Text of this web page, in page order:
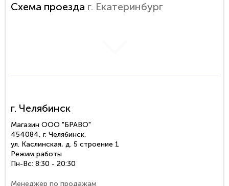
Схема проезда г. Екатеринбург
г. Челябинск
Магазин ООО "БРАВО"
454084, г. Челябинск,
ул. Каслинская, д. 5 строение 1
Режим работы
Пн-Вс: 8:30 - 20:30
Менеджер по продажам